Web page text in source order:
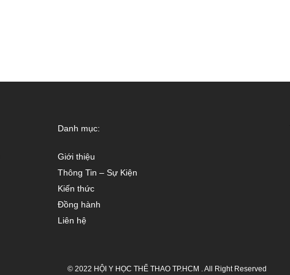
Danh mục:
Giới thiệu
Thông Tin – Sự Kiện
Kiến thức
Đồng hành
Liên hệ
© 2022 HỘI Y HỌC THỂ THAO TP.HCM . All Right Reserved